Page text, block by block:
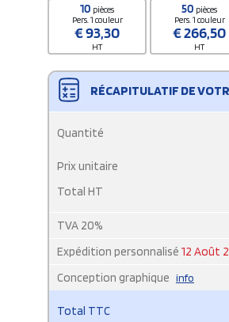
10 pièces
Pers. 1 couleur
€93,30
HT
50 pièces
Pers. 1 couleur
€266,50
HT
RÉCAPITULATIF DE
Quantité
Prix unitaire
Total HT
TVA 20%
Expédition personnalisé 12 Août
Conception graphique info
Total TTC